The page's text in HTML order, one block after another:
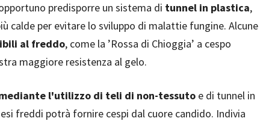
predisporre un sistema di tunnel in plastica,
calde per evitare lo sviluppo di malattie fungine. Alcune
al freddo, come la ’Rossa di Chioggia’ a cespo
maggiore resistenza al gelo.
l'utilizzo di teli di non-tessuto e di tunnel in
freddi potrà fornire cespi dal cuore candido. Indivia